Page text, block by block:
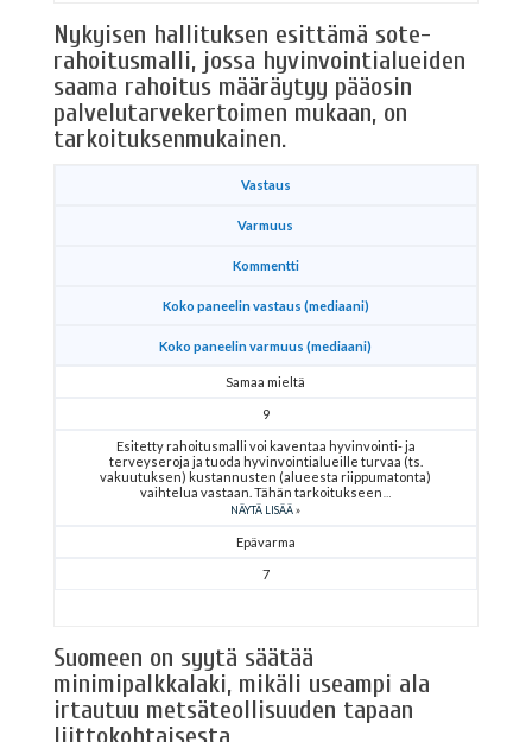
Nykyisen hallituksen esittämä sote-
rahoitusmalli, jossa hyvinvointialueiden
saama rahoitus määräytyy pääosin
palvelutarvekertoimen mukaan, on
tarkoituksenmukainen.
Vastaus
Varmuus
Kommentti
Koko paneelin vastaus (mediaani)
Koko paneelin varmuus (mediaani)
Samaa mieltä
9
Esitetty rahoitusmalli voi kaventaa hyvinvointi- ja
terveyseroja ja tuoda hyvinvointialueille turvaa (ts.
vakuutuksen) kustannusten (alueesta riippumatonta)
vaihtelua vastaan. Tähän tarkoitukseen
NÄYTÄ LISÄÄ
Epävarma
7
Suomeen on syytä säätää
minimipalkkalaki, mikäli useampi ala
irtautuu metsäteollisuuden tapaan